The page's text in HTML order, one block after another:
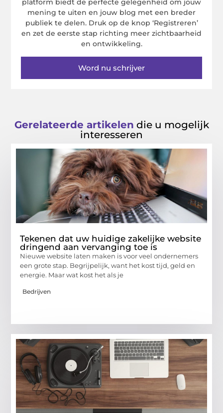
platform biedt de perfecte gelegenheid om jouw
mening te uiten en jouw blog met een breder
publiek te delen. Druk op de knop ‘Registreren’
en zet de eerste stap richting meer zichtbaarheid
en ontwikkeling.
Word nu schrijver
Gerelateerde artikelen die u mogelijk
interesseren
Tekenen dat uw huidige zakelijke website
dringend aan vervanging toe is
Nieuwe website laten maken is voor veel ondernemers
een grote stap. Begrijpelijk, want het kost tijd, geld en
energie. Maar wat kost het als je
Bedrijven